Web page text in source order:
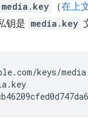
media.key （在上
钥是 media.key
keys/